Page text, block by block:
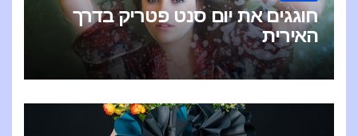
חוגגים את יום סנט פטריק בדרך
האירית